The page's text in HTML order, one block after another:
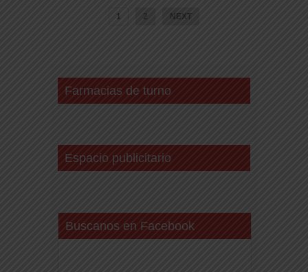
1 2 NEXT
Farmacias de turno
Espacio publicitario
Buscanos en Facebook